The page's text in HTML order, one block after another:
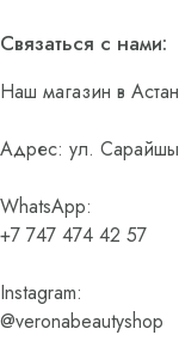
Связаться с нами:
Наш магазин в
Адрес: ул.
WhatsApp:
+7 747 474 42 57
Instagram:
@veronabeautyshop